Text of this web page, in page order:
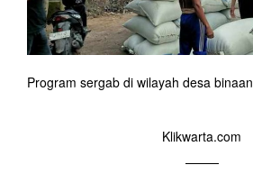
Program sergab di wilayah desa binaan
Klikwarta.com